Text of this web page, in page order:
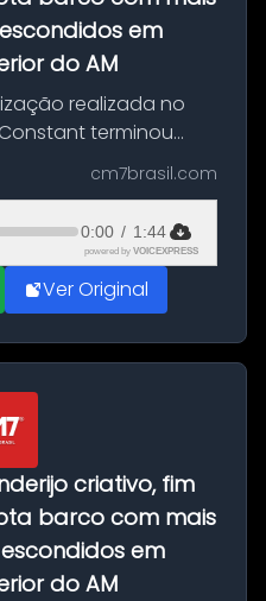
em
do AM
realizada no
terminou
115
em uma
porto da cidade. O
cm7brasil.com
0:00 / 1:44
powered by VOICEXPRESS
Ver Original
criativo, fim
barco com mais
em
do AM